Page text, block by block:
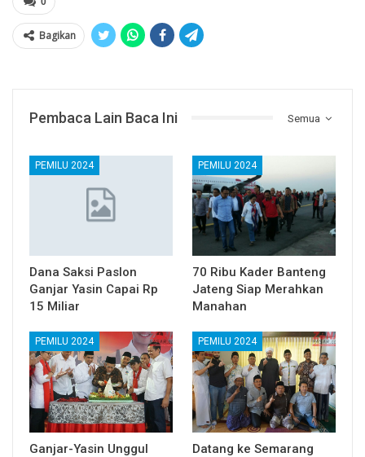
Bagikan
Semua
Pembaca Lain Baca Ini
PEMILU 2024
Dana Saksi Paslon
Ganjar Yasin Capai Rp
15 Miliar
PEMILU 2024
70 Ribu Kader Banteng
Jateng Siap Merahkan
Manahan
PEMILU 2024
Ganjar-Yasin Unggul
PEMILU 2024
Datang ke Semarang